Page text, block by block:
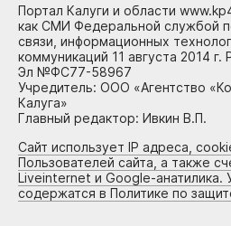
Портал Калуги и области
как СМИ Федеральной службой
связи, информационных
коммуникаций 11 августа 2014
Эл №ФС77-58967
Учредитель: ООО «Агентство
Калуга»
Главный редактор: Ивкин В.П.
Сайт использует IP адреса,
Пользователей сайта, а также
Liveinternet и Google-анатилика.
содержатся в Политике по